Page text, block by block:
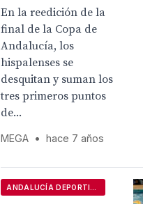
En la reedición de la
final de la Copa de
Andalucía, los
hispalenses se
desquitan y suman los
tres primeros puntos
de...
MEGA • hace 7 años